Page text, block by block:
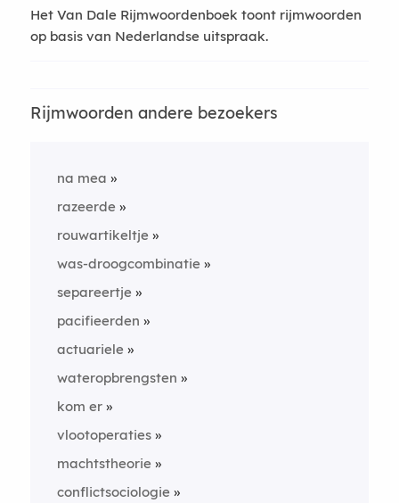
Het Van Dale Rijmwoordenboek toont rijmwoorden
op basis van Nederlandse uitspraak.
Rijmwoorden andere bezoekers
na mea
razeerde
rouwartikeltje
was-droogcombinatie
separeertje
pacifieerden
actuariele
wateropbrengsten
kom er
vlootoperaties
machtstheorie
conflictsociologie